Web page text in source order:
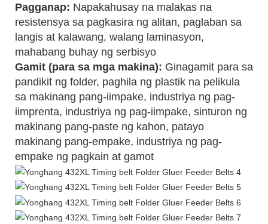
Pagganap: Napakahusay na malakas na
resistensya sa pagkasira ng alitan, paglaban sa
langis at kalawang, walang laminasyon,
mahabang buhay ng serbisyo
Gamit (para sa mga makina): Ginagamit para sa
pandikit ng folder, paghila ng plastik na pelikula
sa makinang pang-iimpake, industriya ng pag-
iimprenta, industriya ng pag-iimpake, sinturon ng
makinang pang-paste ng kahon, patayo
makinang pang-empake, industriya ng pag-
empake ng pagkain at gamot